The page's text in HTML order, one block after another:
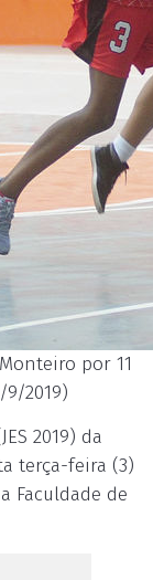
por 11
2019)
2019) da
terça-feira (3)
Faculdade de